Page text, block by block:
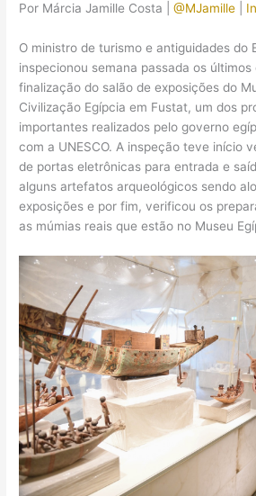
Por Márcia Jamille Costa |@MJamille
O ministro de turismo e antiguidades do
inspecionou semana passada os últimos
finalização do salão de exposições do
Civilização Egípcia em Fustat, um dos
importantes realizados pelo governo
com a UNESCO. A inspeção teve início
de portas eletrônicas para entrada e
alguns artefatos arqueológicos sendo
exposições e por fim, verificou os
as múmias reais que estão no Museu